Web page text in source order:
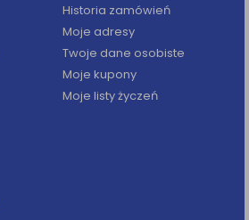
Historia zamówień
Moje adresy
Twoje dane osobiste
Moje kupony
Moje listy życzeń